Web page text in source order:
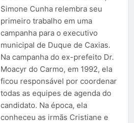
Simone Cunha relembra seu
primeiro trabalho em uma
campanha para o executivo
municipal de Duque de Caxias.
Na campanha do ex-prefeito Dr.
Moacyr do Carmo, em 1992, ela
ficou responsável por coordenar
todas as equipes de agenda do
candidato. Na época, ela
conheceu as irmãs Cristiane e